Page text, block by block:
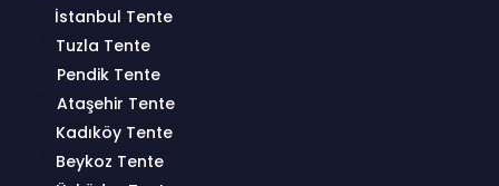
İstanbul Tente
Tuzla Tente
Pendik Tente
Ataşehir Tente
Kadıköy Tente
Beykoz Tente